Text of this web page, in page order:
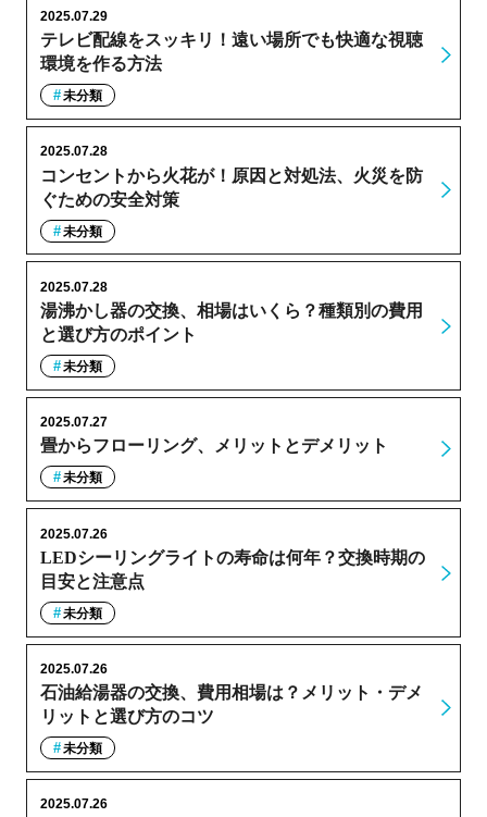
テレビ配線をスッキリ！遠い場所でも快適な視聴
環境を作る方法
2025.07.29
未分類
コンセントから火花が！原因と対処法、火災を防
ぐための安全対策
2025.07.28
未分類
湯沸かし器の交換、相場はいくら？種類別の費用
と選び方のポイント
2025.07.28
未分類
畳からフローリング、メリットとデメリット
2025.07.27
未分類
LEDシーリングライトの寿命は何年？交換時期の
目安と注意点
2025.07.26
未分類
石油給湯器の交換、費用相場は？メリット・デメ
リットと選び方のコツ
2025.07.26
未分類
2025.07.26